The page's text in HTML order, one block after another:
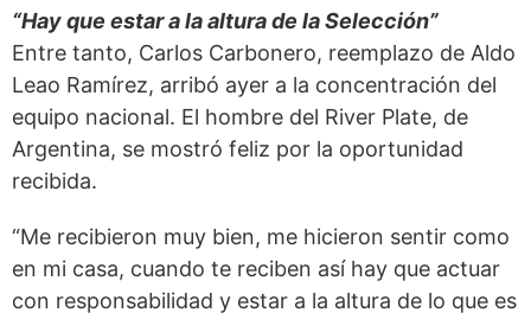
“Hay que estar a la altura de la Selección”
Entre tanto, Carlos Carbonero, reemplazo de Aldo
Leao Ramírez, arribó ayer a la concentración del
equipo nacional. El hombre del River Plate, de
Argentina, se mostró feliz por la oportunidad
recibida.
“Me recibieron muy bien, me hicieron sentir como
en mi casa, cuando te reciben así hay que actuar
con responsabilidad y estar a la altura de lo que es